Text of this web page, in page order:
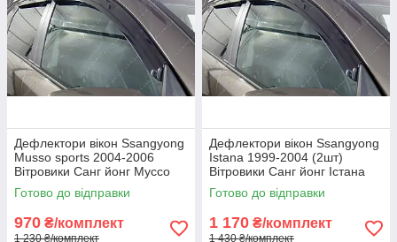
Дефлектори вікон Ssangyong
Musso sports 2004-2006
Вітровики Санг йонг Муссо
Спортс дефлектори 4шт
Готово до відправки
970 ₴/комплект
1 230 ₴/комплект
Дефлектори вікон Ssangyong
Istana 1999-2004 (2шт)
Вітровики Санг йонг Істана
дефлектори 2шт
Готово до відправки
1 170 ₴/комплект
1 430 ₴/комплект